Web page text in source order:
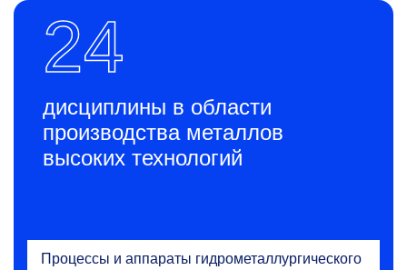
24
дисциплины в области
производства металлов
высоких технологий
Процессы и аппараты гидрометаллургического